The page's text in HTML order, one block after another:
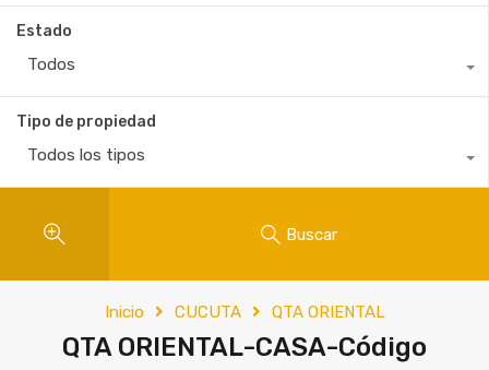
Estado
Todos
Tipo de propiedad
Todos los tipos
Buscar
Inicio CUCUTA QTA ORIENTAL
QTA ORIENTAL-CASA-Código